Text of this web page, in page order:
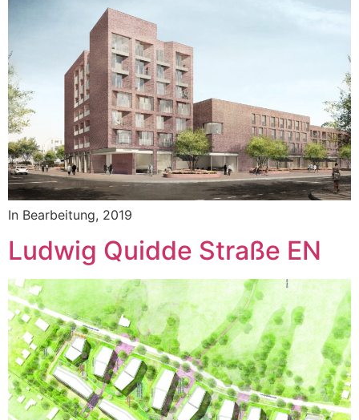
In Bearbeitung, 2019
Ludwig Quidde Straße EN